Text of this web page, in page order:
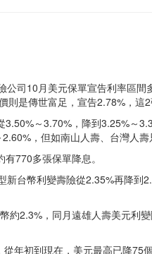
司10月美元保單宣告利率區
是傳世富足，宣告2.78%，這
～3.70%，降到3.25%～
，但如南山人壽、台灣人壽
770多張保單降息。
台幣利變壽險從2.35%再降
2.3%，同月遠雄人壽美元利
年初到現在，美元最高已降